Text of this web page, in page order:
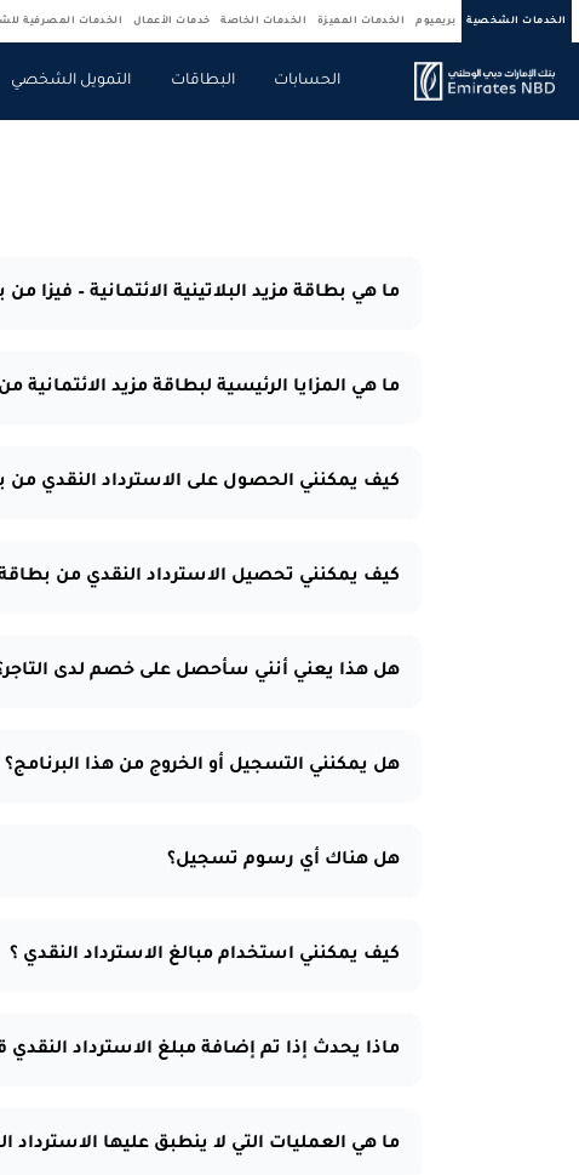
الخدمات الشخصية بريميوم الخدمات المميزة الخدمات الخاصة خدمات الأعمال الخدمات المصرفية
الحسابات البطاقات التمويل الشخصي
ما هي بطاقة مزيد البلاتينية الائتمانية – فيزا
ما هي المزايا الرئيسية لبطاقة مزيد الائتمانية
كيف يمكنني الحصول على الاسترداد النقدي من
كيف يمكنني تحصيل الاسترداد النقدي من بطاقة
هل هذا يعني أنني سأحصل على خصم لدى
هل يمكنني التسجيل أو الخروج من هذا البرنامج؟
هل هناك أي رسوم تسجيل؟
كيف يمكنني استخدام مبالغ الاسترداد النقدي ؟
ماذا يحدث إذا تم إضافة مبلغ الاسترداد
ما هي العمليات التي لا ينطبق عليها الاسترداد